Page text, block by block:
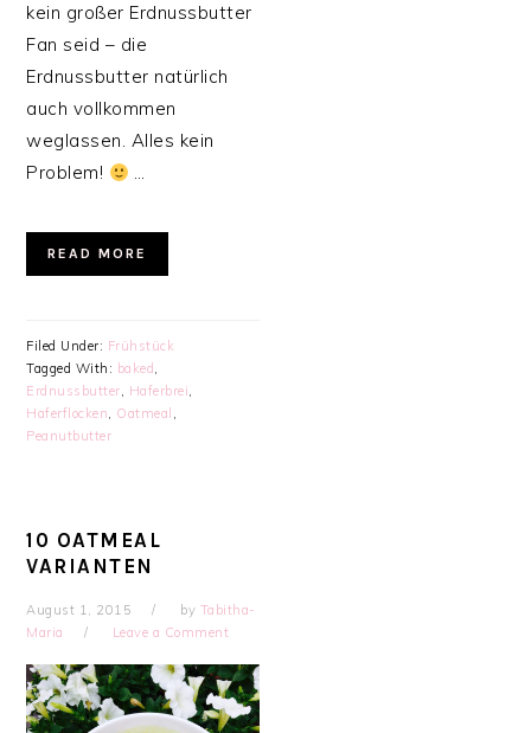
kein großer Erdnussbutter
Fan seid – die
Erdnussbutter natürlich
auch vollkommen
weglassen. Alles kein
Problem!
…
READ MORE
Filed Under: Frühstück
Tagged With: baked ,
Erdnussbutter, Haferbrei,
Haferflocken, Oatmeal ,
Peanutbutter
10 OATMEAL
VARIANTEN
August 1, 2015 by Tabitha-
Maria
Leave a Comment